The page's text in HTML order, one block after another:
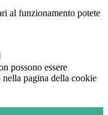
al funzionamento potete
possono essere
pagina della cookie